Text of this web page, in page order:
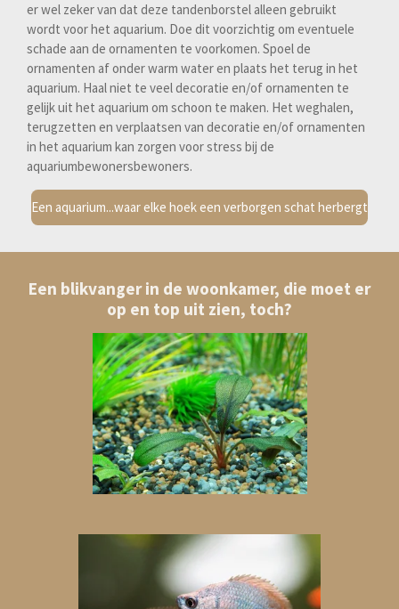
er wel zeker van dat deze tandenborstel alleen gebruikt
wordt voor het aquarium. Doe dit voorzichtig om eventuele
schade aan de ornamenten te voorkomen. Spoel de
ornamenten af onder warm water en plaats het terug in het
aquarium. Haal niet te veel decoratie en/of ornamenten te
gelijk uit het aquarium om schoon te maken. Het weghalen,
terugzetten en verplaatsen van decoratie en/of ornamenten
in het aquarium kan zorgen voor stress bij de
aquariumbewonersbewoners.
Een aquarium...waar elke hoek een verborgen schat herbergt
Een blikvanger in de woonkamer, die moet er
op en top uit zien, toch?